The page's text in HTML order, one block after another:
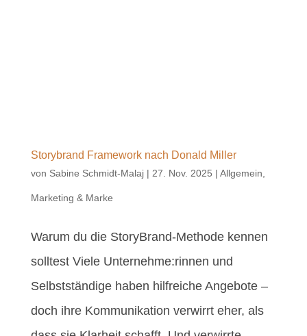
Storybrand Framework nach Donald Miller
von Sabine Schmidt-Malaj| 27. Nov. 2025 | Allgemein
Marketing & Marke
Warum du die StoryBrand-Methode kennen
solltest Viele Unternehme:rinnen und
Selbstständige haben hilfreiche Angebote –
doch ihre Kommunikation verwirrt eher, als